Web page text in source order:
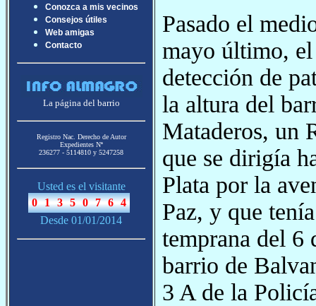
Conozca a mis vecinos
Consejos útiles
Web amigas
Contacto
La página del barrio
Registro Nac. Derecho de Autor
Expedientes Nª
236277 - 5114810 y 5247258
Usted es el visitante
Desde 01/01/2014
Pasado el
mayo último, el
detección de
la altura del
Mataderos, un
que se dirigía
Plata por la
Paz, y que
temprana del 6
barrio de
3 A de la